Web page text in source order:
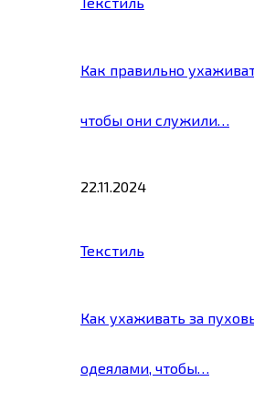
Как правильно
чтобы они служили…
22.11.2024
Текстиль
Как ухаживать за
одеялами, чтобы…